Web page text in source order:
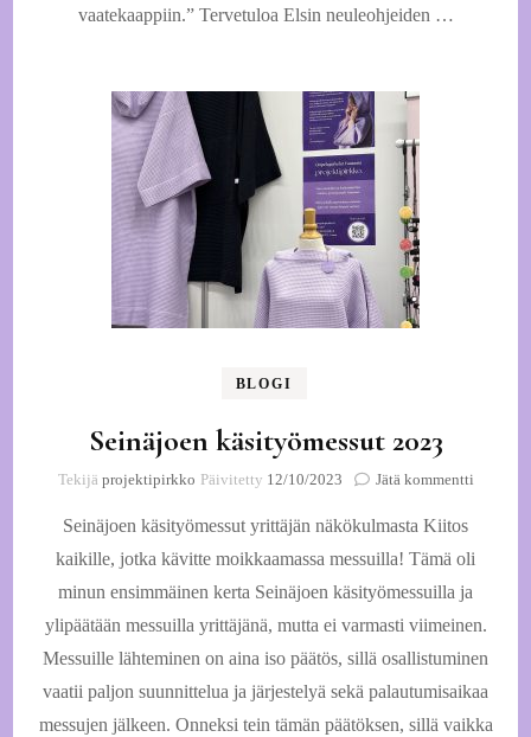
vaatekaappiin.” Tervetuloa Elsin neuleohjeiden …
BLOGI
Seinäjoen käsityömessut 2023
Tekijä projektipirkko Päivitetty 12/10/2023 Jätä kommentti
2023
Seinäjoen käsityömessut yrittäjän näkökulmasta Kiitos
kaikille, jotka kävitte moikkaamassa messuilla! Tämä oli
minun ensimmäinen kerta Seinäjoen käsityömessuilla ja
ylipäätään messuilla yrittäjänä, mutta ei varmasti viimeinen.
Messuille lähteminen on aina iso päätös, sillä osallistuminen
vaatii paljon suunnittelua ja järjestelyä sekä palautumisaikaa
messujen jälkeen. Onneksi tein tämän päätöksen, sillä vaikka